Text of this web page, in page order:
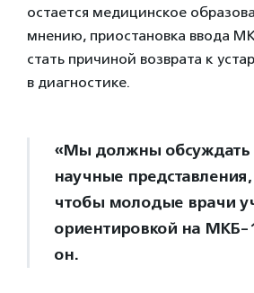
остается медицинское
мнению, приостановка ввода
стать причиной возврата к
в диагностике.
«Мы должны обсуждать
научные
чтобы молодые врачи
ориентировкой на МКБ-
он.